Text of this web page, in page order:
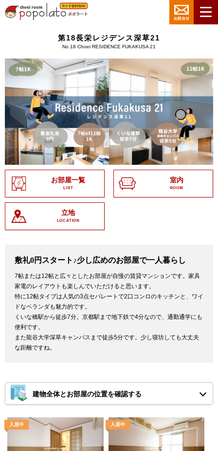
第18長栄レジデンス深草21
No.18 Choei RESIDENCE FUKAKUSA 21
お部屋一覧
LIST
室内
ROOM
立地
LOCATION
敷礼0円スタート♪少し広めのお部屋で一人暮らし
7帖または12帖と広々としたお部屋が自慢の賃貸マンションです。家具
家電のレイアウトも楽しんでいただけると思います。
特に12帖タイプは人気の3点セパレートで2口コンロのキッチンと、ワイ
ドなベランダも魅力的です。
くいな橋駅から徒歩7分。京都駅まで地下鉄で4分なので、通勤通学にも
便利です。
また龍谷大学深草キャンパスまで徒歩5分です。少し寝坊しても大丈夫
な距離ですね。
建物全体とお部屋の位置を確認する